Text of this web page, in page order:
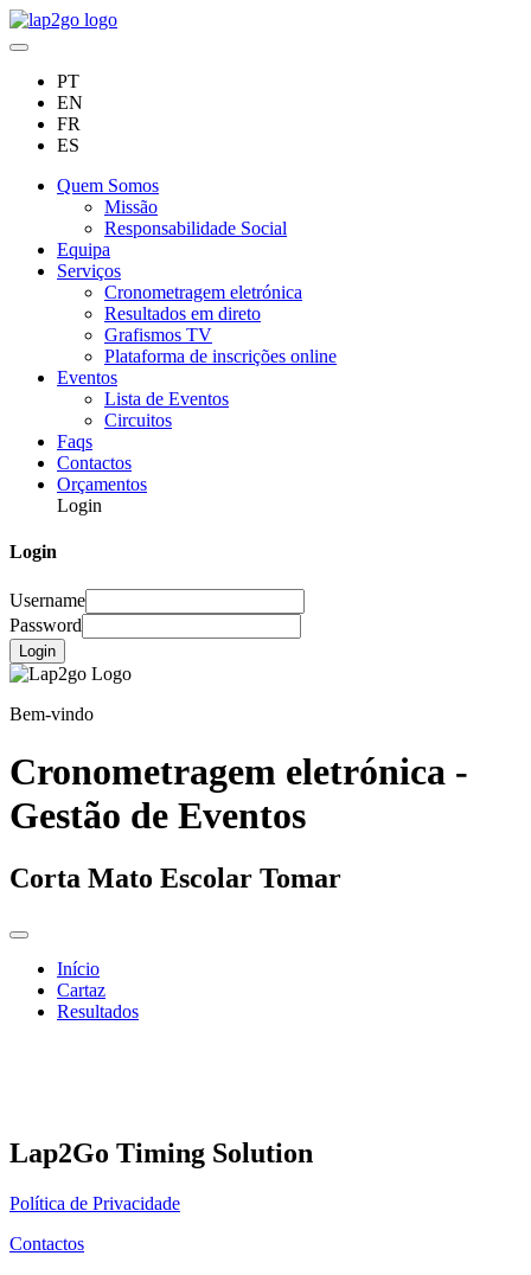
PT
EN
FR
ES
Quem Somos
Missão
Responsabilidade Social
Equipa
Serviços
Cronometragem eletrónica
Resultados em direto
Grafismos TV
Plataforma de inscrições online
Eventos
Lista de Eventos
Circuitos
Faqs
Contactos
Orçamentos
Login
Login
Username
Password
Login
Bem-vindo
Cronometragem eletrónica -
Gestão de Eventos
Corta Mato Escolar Tomar
Início
Cartaz
Resultados
Lap2Go Timing Solution
Política de Privacidade
Contactos